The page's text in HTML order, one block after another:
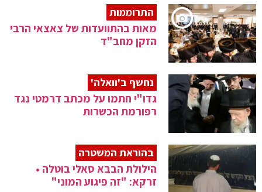
התרוממות
מאות בהתוועדות של צאצאי הרבי
הזקן מחב"ד
נחשף ב'וואלה'
גדו"י חתמו על מכתב דרמטי נגד
רפורמת הכשרות
בהוראת המשטרה
הילולת הבבא סאלי בוטלה •
זרקא: "זה פיגוע המוני"